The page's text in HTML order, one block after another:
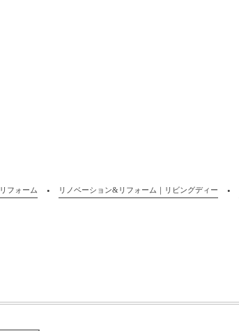
フォーム リノベーション&リフォーム｜リビングディー